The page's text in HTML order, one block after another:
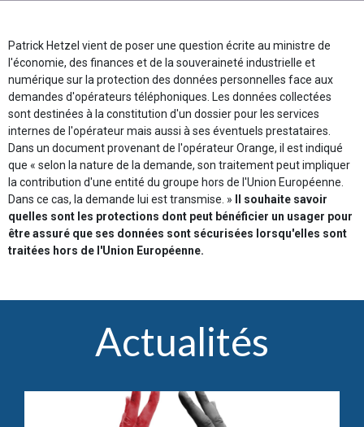
Patrick Hetzel vient de poser une question écrite au ministre de
l'économie, des finances et de la souveraineté industrielle et
numérique sur la protection des données personnelles face aux
demandes d'opérateurs téléphoniques. Les données collectées
sont destinées à la constitution d'un dossier pour les services
internes de l'opérateur mais aussi à ses éventuels prestataires.
Dans un document provenant de l'opérateur Orange, il est indiqué
que « selon la nature de la demande, son traitement peut impliquer
la contribution d'une entité du groupe hors de l'Union Européenne.
Dans ce cas, la demande lui est transmise. »
Il souhaite savoir
quelles sont les protections dont peut bénéficier un usager pour
être assuré que ses données sont sécurisées lorsqu'elles sont
traitées hors de l'Union Européenne.
Actualités